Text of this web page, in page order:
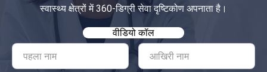
स्वास्थ्य क्षेत्रों में 360-डिग्री सेवा दृष्टिकोण अपनाता है।
वीडियो कॉल